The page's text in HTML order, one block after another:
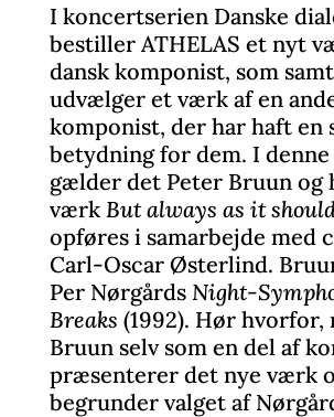
I koncertserien Danske
bestiller ATHELAS et nyt
dansk komponist, som
udvælger et værk af en
komponist, der har haft en
betydning for dem. I denne
gælder det Peter Bruun og
værk But always as it
opføres i samarbejde med
Carl-Oscar Østerlind.
Per Nørgårds Night-
Breaks (1992). Hør hvorfor,
Bruun selv som en del af
præsenterer det nye værk
begrunder valget af